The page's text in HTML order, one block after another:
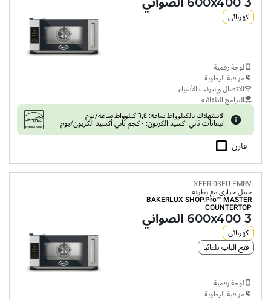
كهربائي
لوحة رقمية
مراقبة الرطوبة
الاتصال وإنترنت الأشياء
البرامج التلقائية
الاستهلاك بالكيلوواط ساعة: ٦٫٤ كيلوواط ساعة/يوم
انبعاثات ثاني اكسيد الكربون: ٠ كجم ثاني أكسيد الكربون/يوم
قارن
XEFR-03EU-EMRV
حمل حراري مع رطوبة
BAKERLUX SHOP.Pro™ MASTER
COUNTERTOP
3 600x400 الصواني
كهربائي
فتح الباب تلقائيا
لوحة رقمية
مراقبة الرطوبة